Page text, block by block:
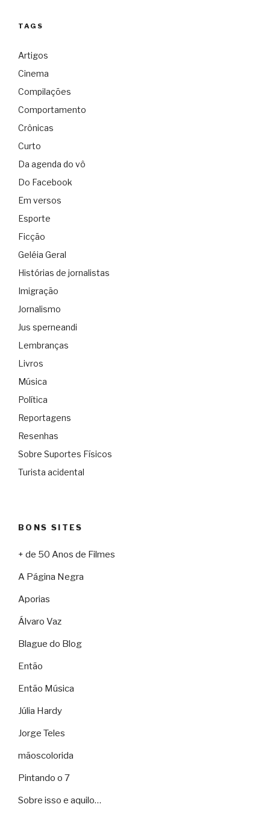
TAGS
Artigos
Cinema
Compilações
Comportamento
Crônicas
Curto
Da agenda do vô
Do Facebook
Em versos
Esporte
Ficção
Geléia Geral
Histórias de jornalistas
Imigração
Jornalismo
Jus sperneandi
Lembranças
Livros
Música
Política
Reportagens
Resenhas
Sobre Suportes Físicos
Turista acidental
BONS SITES
+ de 50 Anos de Filmes
A Página Negra
Aporias
Álvaro Vaz
Blague do Blog
Então
Então Música
Júlia Hardy
Jorge Teles
mãoscolorida
Pintando o 7
Sobre isso e aquilo…